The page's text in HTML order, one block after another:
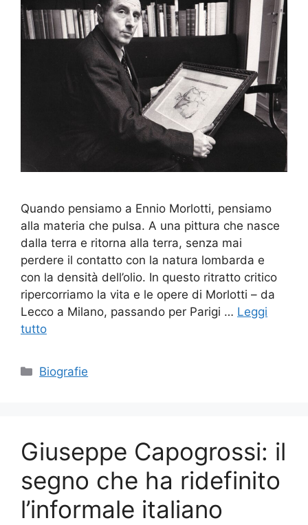
Quando pensiamo a Ennio Morlotti, pensiamo
alla materia che pulsa. A una pittura che nasce
dalla terra e ritorna alla terra, senza mai
perdere il contatto con la natura lombarda e
con la densità dell’olio. In questo ritratto critico
ripercorriamo la vita e le opere di Morlotti – da
Lecco a Milano, passando per Parigi … Leggi
tutto
Categorie
Biografie
Giuseppe Capogrossi: il
segno che ha ridefinito
l’informale italiano